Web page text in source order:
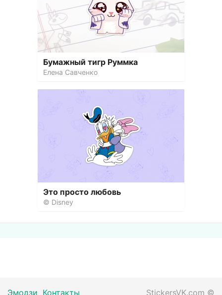
Бумажный тигр Руммка
Елена Савченко
Это просто любовь
© Disney
Эмодзи Контакты StickersVK.com ©